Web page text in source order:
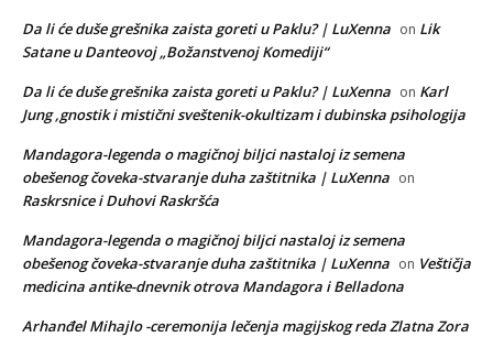
Da li će duše grešnika zaista goreti u Paklu? | LuXenna on Lik
Satane u Danteovoj „Božanstvenoj Komediji“
Da li će duše grešnika zaista goreti u Paklu? | LuXenna on Karl
Jung ,gnostik i mistični sveštenik-okultizam i dubinska psihologija
Mandagora-legenda o magičnoj biljci nastaloj iz semena
obešenog čoveka-stvaranje duha zaštitnika | LuXenna on
Raskrsnice i Duhovi Raskršća
Mandagora-legenda o magičnoj biljci nastaloj iz semena
obešenog čoveka-stvaranje duha zaštitnika | LuXenna on Veštičja
medicina antike-dnevnik otrova Mandagora i Belladona
Arhanđel Mihajlo -ceremonija lečenja magijskog reda Zlatna Zora